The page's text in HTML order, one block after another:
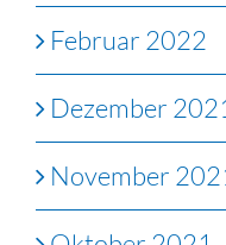
Februar 2022
Dezember
November